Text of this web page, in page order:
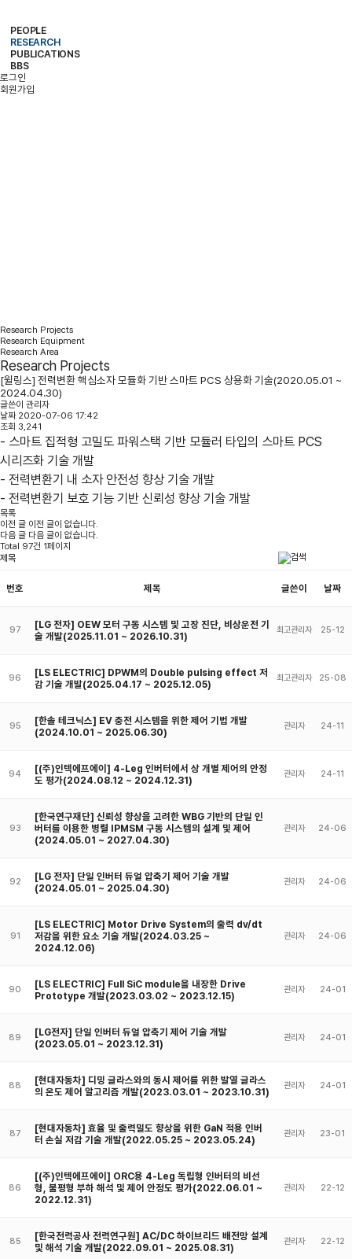
PEOPLE
PROFESSOR
RESEARCH
RESEARCH PROJECTS
PUBLICATIONS
PAPER
BBS
NOTICE
로그인
회원가입
Research Projects
Research Equipment
Research Area
Research Projects
[윌링스] 전력변환 핵심소자 모듈화 기반 스마트 PCS 상용화 기술(2020.05.01 ~
2024.04.30)
글쓴이 관리자
날짜2020-07-06 17:42
조회 3,241
- 스마트 집적형 고밀도 파워스택 기반 모듈러 타입의 스마트 PCS
시리즈화 기술 개발
- 전력변환기 내 소자 안전성 향상 기술 개발
- 전력변환기 보호 기능 기반 신뢰성 향상 기술 개발
목록
이전 글 이전 글이 없습니다.
다음 글 다음 글이 없습니다.
Total 97건 1페이지
번호 제목 글쓴이 날짜
97
[LG 전자] OEW 모터 구동 시스템 및 고장 진단, 비상운전 기
술 개발(2025.11.01 ~ 2026.10.31)
최고관리자 25-12
96
[LS ELECTRIC] DPWM의 Double pulsing effect 저
감 기술 개발(2025.04.17 ~ 2025.12.05)
최고관리자 25-08
95
[한솔 테크닉스] EV 충전 시스템을 위한 제어 기법 개발
(2024.10.01 ~ 2025.06.30)
관리자 24-11
94
[(주)인텍에프에이] 4-Leg 인버터에서 상 개별 제어의 안정
도 평가(2024.08.12 ~ 2024.12.31)
관리자 24-11
93
[한국연구재단] 신뢰성 향상을 고려한 WBG 기반의 단일 인
버터를 이용한 병렬 IPMSM 구동 시스템의 설계 및 제어
(2024.05.01 ~ 2027.04.30)
관리자 24-06
92
[LG 전자] 단일 인버터 듀얼 압축기 제어 기술 개발
(2024.05.01 ~ 2025.04.30)
관리자 24-06
91
[LS ELECTRIC] Motor Drive System의 출력 dv/dt
저감을 위한 요소 기술 개발(2024.03.25 ~
2024.12.06)
관리자 24-06
90
[LS ELECTRIC] Full SiC module을 내장한 Drive
Prototype 개발(2023.03.02 ~ 2023.12.15)
관리자 24-01
89
[LG전자] 단일 인버터 듀얼 압축기 제어 기술 개발
(2023.05.01 ~ 2023.12.31)
관리자 24-01
88
[현대자동차] 디밍 글라스와의 동시 제어를 위한 발열 글라스
의 온도 제어 알고리즘 개발(2023.03.01 ~ 2023.10.31)
관리자 24-01
87
[현대자동차] 효율 및 출력밀도 향상을 위한 GaN 적용 인버
터 손실 저감 기술 개발(2022.05.25 ~ 2023.05.24)
관리자 23-01
86
[(주)인텍에프에이] ORC용 4-Leg 독립형 인버터의 비선
형, 불평형 부하 해석 및 제어 안정도 평가(2022.06.01 ~
2022.12.31)
관리자 22-12
85
[한국전력공사 전력연구원] AC/DC 하이브리드 배전망 설계
및 해석 기술 개발(2022.09.01 ~ 2025.08.31)
관리자 22-12